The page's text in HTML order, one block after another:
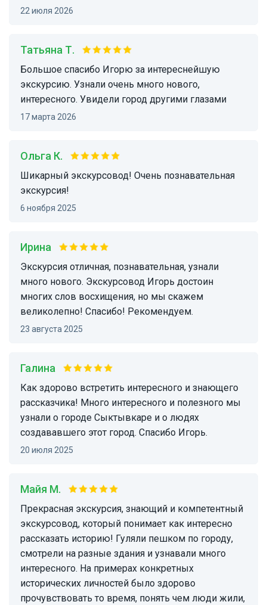
22 июля 2026
Татьяна Т.
Большое спасибо Игорю за интереснейшую
экскурсию. Узнали очень много нового,
интересного. Увидели город другими глазами
17 марта 2026
Ольга К.
Шикарный экскурсовод! Очень познавательная
экскурсия!
6 ноября 2025
ирина
Экскурсия отличная, познавательная, узнали
много нового. Экскурсовод Игорь достоин
многих слов восхищения, но мы скажем
великолепно! Спасибо! Рекомендуем.
23 августа 2025
Галина
Как здорово встретить интересного и знающего
рассказчика! Много интересного и полезного мы
узнали о городе Сыктывкаре и о людях
создававшего этот город. Спасибо Игорь.
20 июля 2025
Майя М.
Прекрасная экскурсия, знающий и компетентный
экскурсовод, который понимает как интересно
рассказать историю! Гуляли пешком по городу,
смотрели на разные здания и узнавали много
интересного. На примерах конкретных
исторических личностей было здорово
прочувствовать то время, понять чем люди жили,